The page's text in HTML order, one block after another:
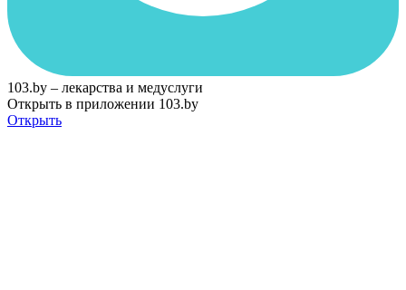
103.by – лекарства и медуслуги
Открыть в приложении 103.by
Открыть